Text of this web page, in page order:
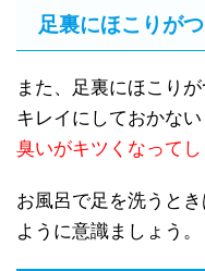
足裏にほこりが
また、足裏にほこり
キレイにしておかない
臭いがキツくなってし
お風呂で足を洗うと
ように意識ましょう。